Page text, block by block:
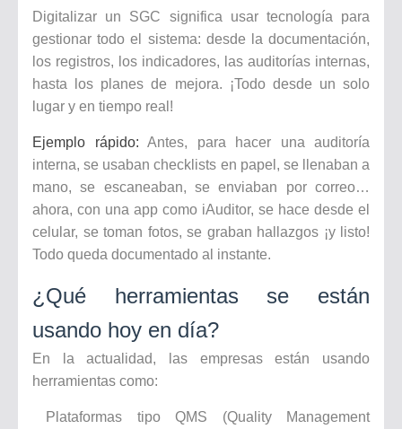
Digitalizar un SGC significa usar tecnología para
gestionar todo el sistema: desde la documentación,
los registros, los indicadores, las auditorías internas,
hasta los planes de mejora. ¡Todo desde un solo
lugar y en tiempo real!
Ejemplo rápido: Antes, para hacer una auditoría
interna, se usaban checklists en papel, se llenaban a
mano, se escaneaban, se enviaban por correo…
ahora, con una app como iAuditor, se hace desde el
celular, se toman fotos, se graban hallazgos ¡y listo!
Todo queda documentado al instante.
¿Qué herramientas se están
usando hoy en día?
En la actualidad, las empresas están usando
herramientas como:
Plataformas tipo QMS (Quality Management